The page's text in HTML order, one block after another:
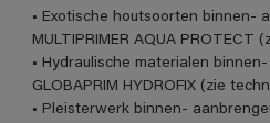
• Exotische houtsoorten binnen-
MULTIPRIMER AQUA PROTECT
• Hydraulische materialen
GLOBAPRIM HYDROFIX (zie
• Pleisterwerk binnen-